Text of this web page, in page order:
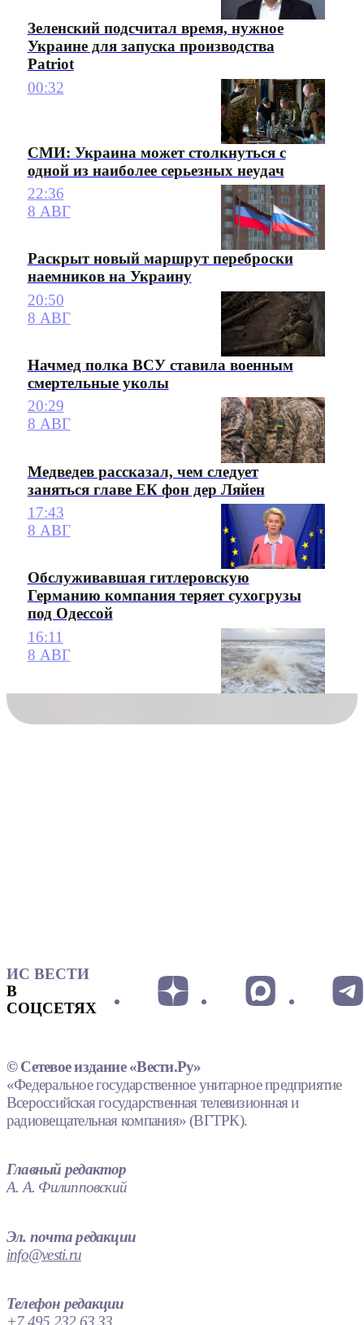
Зеленский подсчитал время, нужное
Украине для запуска производства
Patriot
00:32
СМИ: Украина может столкнуться с
одной из наиболее серьезных неудач
22:36
8 АВГ
Раскрыт новый маршрут переброски
наемников на Украину
20:50
8 АВГ
Начмед полка ВСУ ставила военным
смертельные уколы
20:29
8 АВГ
Медведев рассказал, чем следует
заняться главе ЕК фон дер Ляйен
17:43
8 АВГ
Обслуживавшая гитлеровскую
Германию компания теряет сухогрузы
под Одессой
16:11
8 АВГ
ИС ВЕСТИ
В
СОЦСЕТЯХ
© Сетевое издание «Вести.Ру»
«Федеральное государственное унитарное предприятие
Всероссийская государственная телевизионная и
радиовещательная компания» (ВГТРК).
Главный редактор
А. А. Филипповский
Эл. почта редакции
info@vesti.ru
Телефон редакции
+7 495 232 63 33